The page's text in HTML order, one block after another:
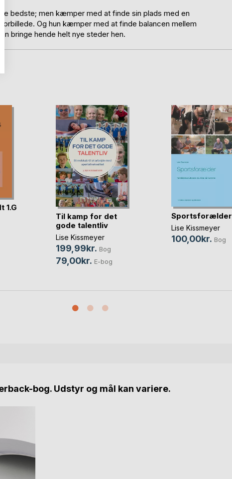
bedste; men kæmper med at finde sin plads med en
Og hun kæmper med at finde balancen mellem
bringe hende helt nye steder hen.
1.G
Til kamp for det
gode talentliv
Lise Kissmeyer
199,99kr. Bog
79,00kr. E-bog
Sportsforælder
Lise Kissmeyer
100,00kr. Bog
bog. Udstyr og mål kan variere.